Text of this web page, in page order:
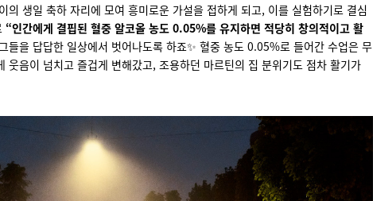
의 생일 축하 자리에 모여 흥미로운 가설을 접하게 되고, 이를 실험하기로 결심
“인간에게 결핍된 혈중 알코올 농도 0.05%를 유지하면 적당히 창의적이고 활
들을 답답한 일상에서 벗어나도록 하죠✨ 혈중 농도 0.05%로 들어간 수업은 무
웃음이 넘치고 즐겁게 변해갔고, 조용하던 마르틴의 집 분위기도 점차 활기가